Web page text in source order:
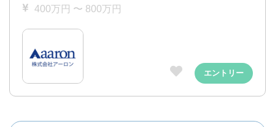
400万円 〜 800万円
エントリー